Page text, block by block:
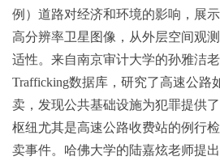
例）道路对经济和环境的影响，展
高分辨率卫星图像，从外层空间观
适性。来自南京审计大学的孙雅洁
Trafficking数据库，研究了高速公路
卖，发现公共基础设施为犯罪提供
枢纽尤其是高速公路收费站的例行
卖事件。哈佛大学的陆嘉炫老师提